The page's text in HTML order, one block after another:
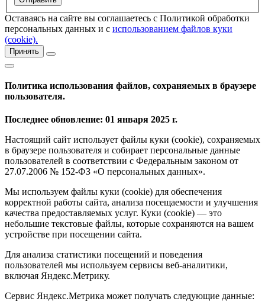
Оставаясь на сайте вы соглашаетесь с Политикой обработки
персональных данных и с использованием файлов куки
(cookie).
Принять
Политика использования файлов, сохраняемых в браузере
пользователя.
Последнее обновление: 01 января 2025 г.
Настоящий сайт использует файлы куки (cookie), сохраняемых
в браузере пользователя и собирает персональные данные
пользователей в соответствии с Федеральным законом от
27.07.2006 № 152-ФЗ «О персональных данных».
Мы используем файлы куки (cookie) для обеспечения
корректной работы сайта, анализа посещаемости и улучшения
качества предоставляемых услуг. Куки (cookie) — это
небольшие текстовые файлы, которые сохраняются на вашем
устройстве при посещении сайта.
Для анализа статистики посещений и поведения
пользователей мы используем сервисы веб-аналитики,
включая Яндекс.Метрику.
Сервис Яндекс.Метрика может получать следующие данные: